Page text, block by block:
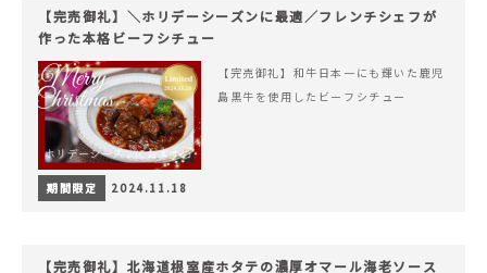
【完売御礼】＼ホリデーシーズンに最適／フレンチシェフが
作った本格ビーフシチュー
【完売御礼】和牛日本一にも輝いた鹿児
島黒牛を使用したビーフシチュー
期間限定 2024.11.18
【完売御礼】北海道根室産ホタテの濃厚オマール海老ソース